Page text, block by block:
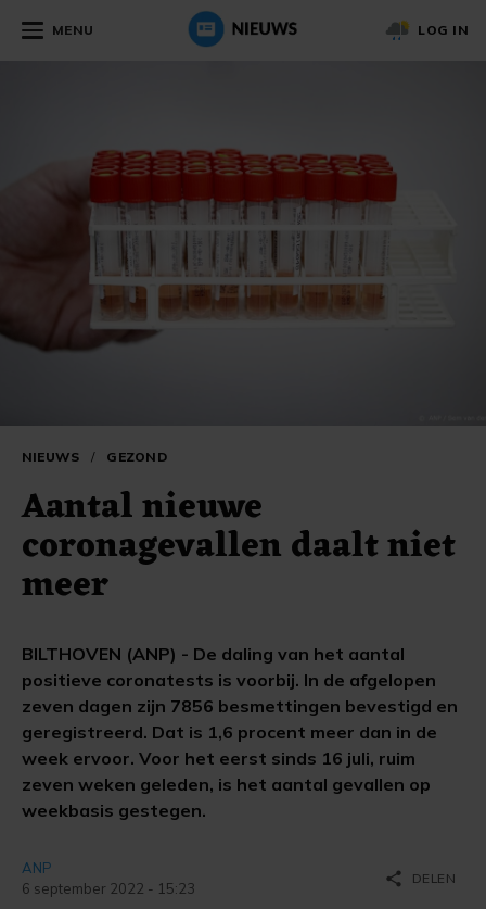
MENU LOG IN
NIEUWS / GEZOND
Aantal nieuwe
coronagevallen daalt niet
meer
BILTHOVEN (ANP) - De daling van het aantal
positieve coronatests is voorbij. In de afgelopen
zeven dagen zijn 7856 besmettingen bevestigd en
geregistreerd. Dat is 1,6 procent meer dan in de
week ervoor. Voor het eerst sinds 16 juli, ruim
zeven weken geleden, is het aantal gevallen op
weekbasis gestegen.
ANP
6 september 2022 - 15:23
share DELEN